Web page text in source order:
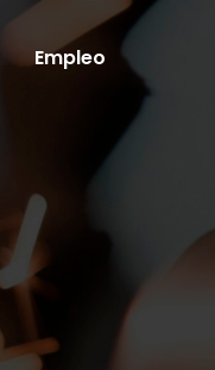
Empleo